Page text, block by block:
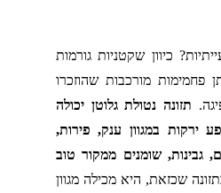
כיוון שקטניות גורמות
פחמימות מורכבות שהוזכרו
תזונה נטולת גלוטן יכולה
ירקות במגוון ענק, פירות,
גבינות, שומנים ממקור טוב
שכזאת, היא מכילה מגוון